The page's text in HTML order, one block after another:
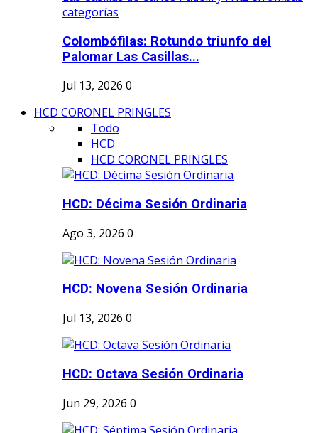
Colombófilas: Rotundo triunfo del
Palomar Las Casillas...
Jul 13, 2026 0
HCD CORONEL PRINGLES
Todo
HCD
HCD CORONEL PRINGLES
HCD: Décima Sesión Ordinaria
Ago 3, 2026 0
HCD: Novena Sesión Ordinaria
Jul 13, 2026 0
HCD: Octava Sesión Ordinaria
Jun 29, 2026 0